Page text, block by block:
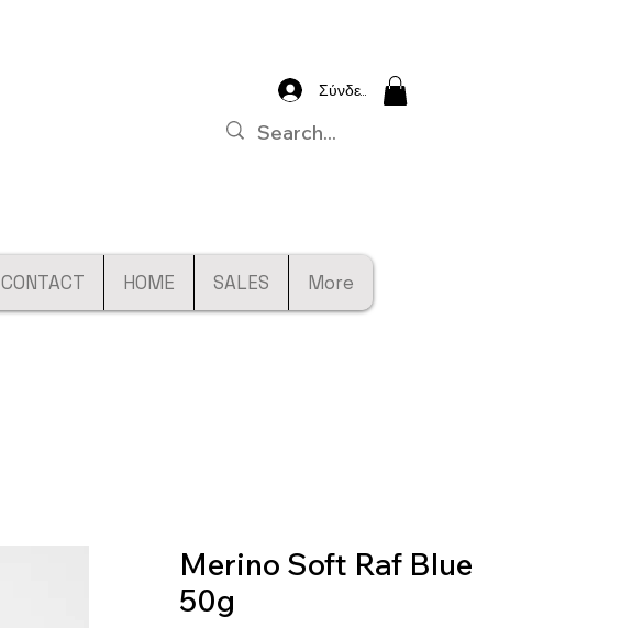
Σύνδεση
CONTACT HOME SALES More
Merino Soft Raf Blue
50g